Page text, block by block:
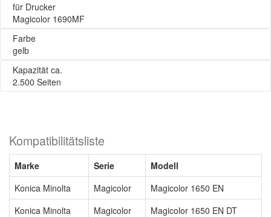
für Drucker
Magicolor 1690MF
Farbe
gelb
Kapazität ca.
2.500 Seiten
Kompatibilitätsliste
Marke Serie
Modell
Konica Minolta
Magicolor
Magicolor 1650 EN
Konica Minolta
Magicolor
Magicolor 1650 EN DT